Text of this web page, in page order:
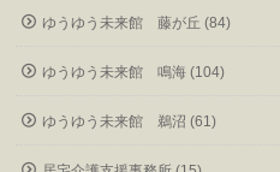
ゆうゆう未来館 藤が丘 (84)
ゆうゆう未来館 鳴海 (104)
ゆうゆう未来館 鵜沼 (61)